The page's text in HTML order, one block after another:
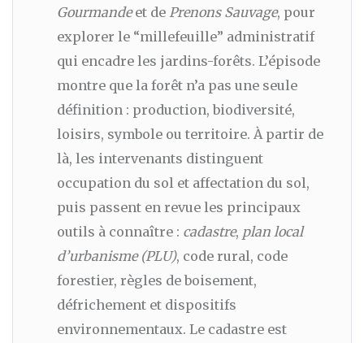
Gourmandeet de Prenons Sauvage, pour
explorer le “millefeuille” administratif
qui encadre les jardins-forêts. L’épisode
montre que la forêt n’a pas une seule
définition : production, biodiversité,
loisirs, symbole ou territoire. À partir de
là, les intervenants distinguent
occupation du sol et affectation du sol,
puis passent en revue les principaux
outils à connaître : cadastre, plan local
d’urbanisme (PLU), code rural, code
forestier, règles de boisement,
défrichement et dispositifs
environnementaux. Le cadastre est